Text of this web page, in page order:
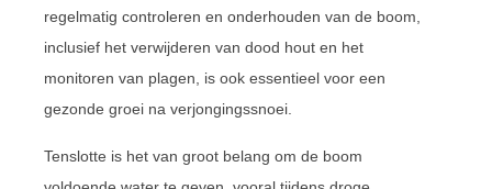
regelmatig controleren en onderhouden van de boom,
inclusief het verwijderen van dood hout en het
monitoren van plagen, is ook essentieel voor een
gezonde groei na verjongingssnoei.
Tenslotte is het van groot belang om de boom